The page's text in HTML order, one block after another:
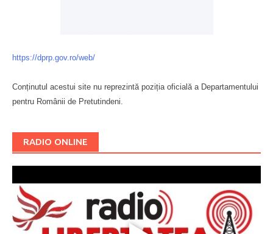
https://dprp.gov.ro/web/
Conținutul acestui site nu reprezintă poziția oficială a Departamentului
pentru Românii de Pretutindeni.
RADIO ONLINE